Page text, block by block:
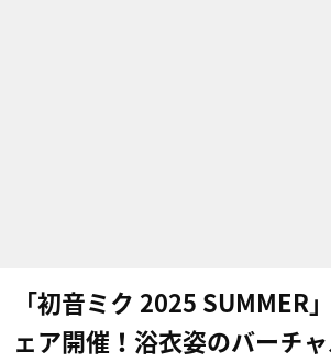
「初音ミク 2025 SUMMER
ェア開催！浴衣姿のバーチ